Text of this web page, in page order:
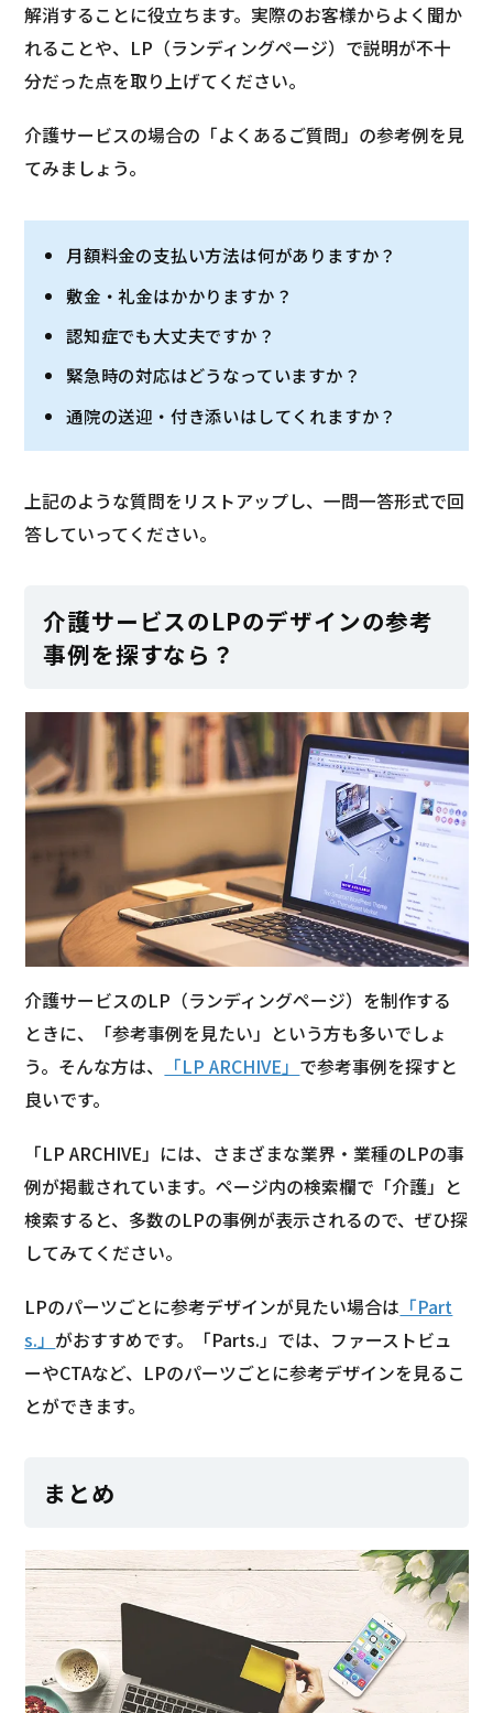
解消することに役立ちます。実際のお客様からよく聞か
れることや、LP（ランディングページ）で説明が不十
分だった点を取り上げてください。
介護サービスの場合の「よくあるご質問」の参考例を見
てみましょう。
月額料金の支払い方法は何がありますか？
敷金・礼金はかかりますか？
認知症でも大丈夫ですか？
緊急時の対応はどうなっていますか？
通院の送迎・付き添いはしてくれますか？
上記のような質問をリストアップし、一問一答形式で回
答していってください。
介護サービスのLPのデザインの参考
事例を探すなら？
介護サービスのLP（ランディングページ）を制作する
ときに、「参考事例を見たい」という方も多いでしょ
う。そんな方は、
「LP ARCHIVE」 で参考事例を探すと
良いです。
「LP ARCHIVE」には、さまざまな業界・業種のLPの事
例が掲載されています。ページ内の検索欄で「介護」と
検索すると、多数のLPの事例が表示されるので、ぜひ探
してみてください。
LPのパーツごとに参考デザインが見たい場合は 「Part
s.」 がおすすめです。「Parts.」では、ファーストビュ
ーやCTAなど、LPのパーツごとに参考デザインを見るこ
とができます。
まとめ